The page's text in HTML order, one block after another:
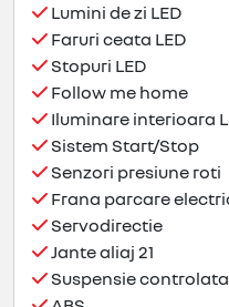
Lumini de zi LED
Faruri ceata LED
Stopuri LED
Follow me home
Iluminare interioara
Sistem Start/Stop
Senzori presiune roti
Frana parcare
Servodirectie
Jante aliaj 21
Suspensie